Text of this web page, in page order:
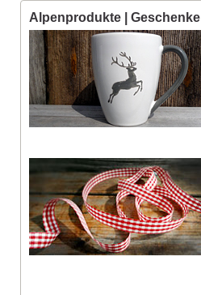
Alpenprodukte | Geschenke